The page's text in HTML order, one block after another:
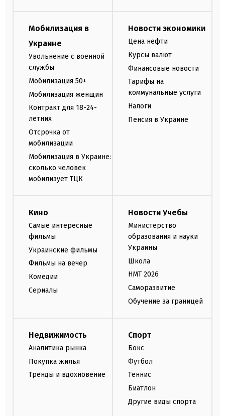
Мобилизация в
Украине
Увольнение с военной
службы
Мобилизация 50+
Мобилизация женщин
Контракт для 18-24-
летних
Отсрочка от
мобилизации
Мобилизация в Украине:
сколько человек
мобилизует ТЦК
Новости экономики
Цена нефти
Курсы валют
Финансовые новости
Тарифы на
коммунальные услуги
Налоги
Пенсия в Украине
Кино
Самые интересные
фильмы
Украинские фильмы
Фильмы на вечер
Комедии
Сериалы
Новости Учебы
Министерство
образования и науки
Украины
Школа
НМТ 2026
Саморазвитие
Обучение за границей
Недвижимость
Аналитика рынка
Покупка жилья
Тренды и вдохновение
Спорт
Бокс
Футбол
Теннис
Биатлон
Другие виды спорта